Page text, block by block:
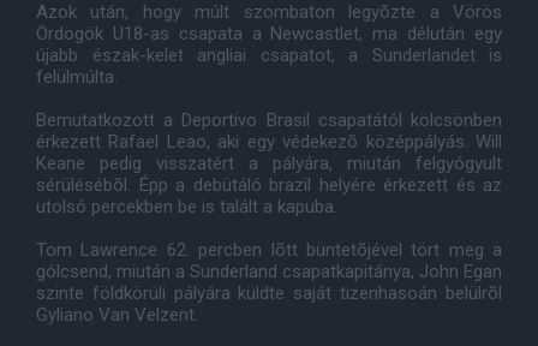
Azok után, hogy múlt szombaton legyõzte a Vörös
Ördögök U18-as csapata a Newcastlet, ma délután egy
újabb észak-kelet angliai csapatot, a Sunderlandet is
felülmúlta.
Bemutatkozott a Deportivo Brasil csapatától kölcsönben
érkezett Rafael Leao, aki egy védekezõ középpályás. Will
Keane pedig visszatért a pályára, miután felgyógyult
sérülésébõl. Épp a debütáló brazil helyére érkezett és az
utolsó percekben be is talált a kapuba.
Tom Lawrence 62. percben lõtt büntetõjével tört meg a
gólcsend, miután a Sunderland csapatkapitánya, John Egan
szinte földkörüli pályára küldte saját tizenhasoán belülrõl
Gyliano Van Velzent.